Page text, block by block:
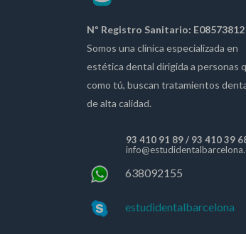
Nº Registro Sanitario: E08573812
Somos una clínica especializada en
estética dental dirigida a personas
como tú, buscan tratamientos
de alta calidad.
93 410 91 89/ 93 410 39
638092155
estudidentalbarcelona